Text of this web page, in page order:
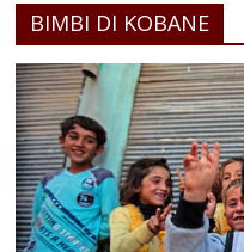
BIMBI DI KOBANE